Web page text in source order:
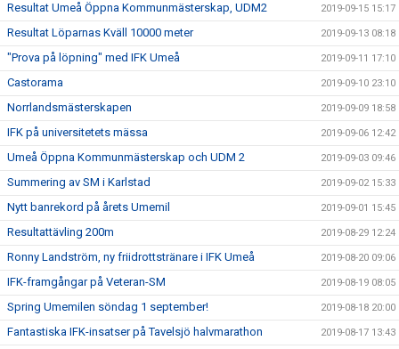
Resultat Umeå Öppna Kommunmästerskap, UDM2 2019-09-15 15:17
Resultat Löparnas Kväll 10000 meter 2019-09-13 08:18
"Prova på löpning" med IFK Umeå 2019-09-11 17:10
Castorama 2019-09-10 23:10
Norrlandsmästerskapen 2019-09-09 18:58
IFK på universitetets mässa 2019-09-06 12:42
Umeå Öppna Kommunmästerskap och UDM 2 2019-09-03 09:46
Summering av SM i Karlstad 2019-09-02 15:33
Nytt banrekord på årets Umemil 2019-09-01 15:45
Resultattävling 200m 2019-08-29 12:24
Ronny Landström, ny friidrottstränare i IFK Umeå 2019-08-20 09:06
IFK-framgångar på Veteran-SM 2019-08-19 08:05
Spring Umemilen söndag 1 september! 2019-08-18 20:00
Fantastiska IFK-insatser på Tavelsjö halvmarathon 2019-08-17 13:43